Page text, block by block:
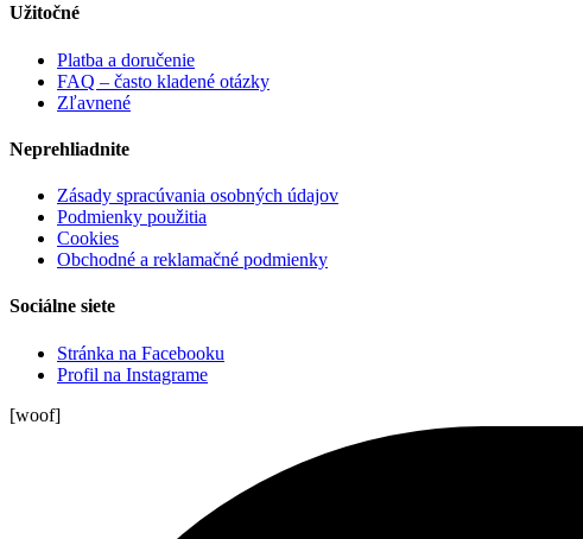
Užitočné
Platba a doručenie
FAQ – často kladené otázky
Zľavnené
Neprehliadnite
Zásady spracúvania osobných údajov
Podmienky použitia
Cookies
Obchodné a reklamačné podmienky
Sociálne siete
Stránka na Facebooku
Profil na Instagrame
[woof]